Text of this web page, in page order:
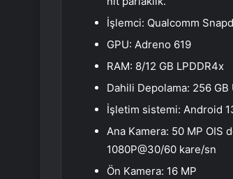
İşlemci: Qualcomm
GPU: Adreno 619
RAM: 8/12 GB LPDDR4x
Dahili Depolama: 256 GB
İşletim sistemi: Android
Ana Kamera: 50 MP OIS
1080P@30/60 kare/sn
Ön Kamera: 16 MP